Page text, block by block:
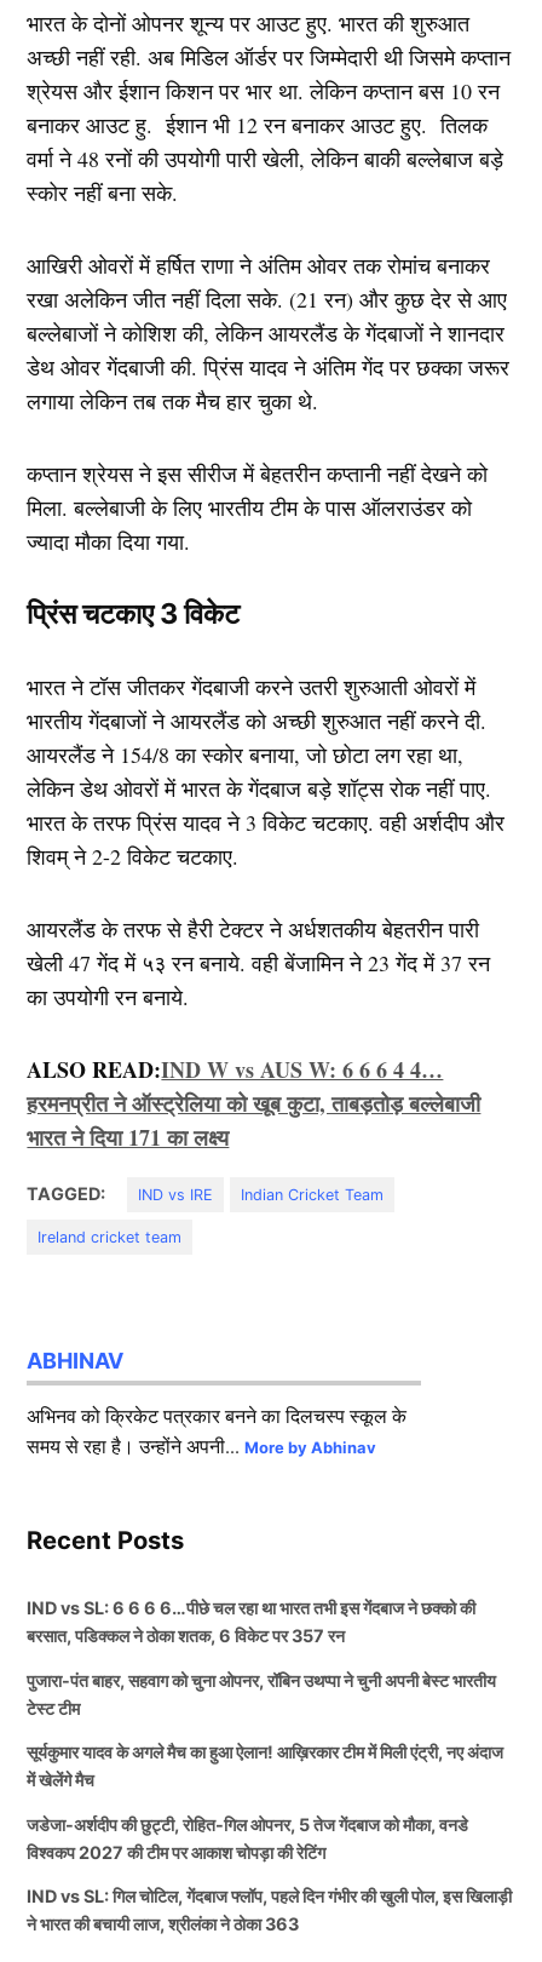
भारत के दोनों ओपनर शून्य पर आउट हुए. भारत की शुरुआत
अच्छी नहीं रही. अब मिडिल ऑर्डर पर जिम्मेदारी थी जिसमे कप्तान
श्रेयस और ईशान किशन पर भार था. लेकिन कप्तान बस 10 रन
बनाकर आउट हु. ईशान भी 12 रन बनाकर आउट हुए. तिलक
वर्मा ने 48 रनों की उपयोगी पारी खेली, लेकिन बाकी बल्लेबाज बड़े
स्कोर नहीं बना सके.
आखिरी ओवरों में हर्षित राणा ने अंतिम ओवर तक रोमांच बनाकर
रखा अलेकिन जीत नहीं दिला सके. (21 रन) और कुछ देर से आए
बल्लेबाजों ने कोशिश की, लेकिन आयरलैंड के गेंदबाजों ने शानदार
डेथ ओवर गेंदबाजी की. प्रिंस यादव ने अंतिम गेंद पर छक्का जरूर
लगाया लेकिन तब तक मैच हार चुका थे.
कप्तान श्रेयस ने इस सीरीज में बेहतरीन कप्तानी नहीं देखने को
मिला. बल्लेबाजी के लिए भारतीय टीम के पास ऑलराउंडर को
ज्यादा मौका दिया गया.
प्रिंस चटकाए 3 विकेट
भारत ने टॉस जीतकर गेंदबाजी करने उतरी शुरुआती ओवरों में
भारतीय गेंदबाजों ने आयरलैंड को अच्छी शुरुआत नहीं करने दी.
आयरलैंड ने 154/8 का स्कोर बनाया, जो छोटा लग रहा था,
लेकिन डेथ ओवरों में भारत के गेंदबाज बड़े शॉट्स रोक नहीं पाए.
भारत के तरफ प्रिंस यादव ने 3 विकेट चटकाए. वही अर्शदीप और
शिवम् ने 2-2 विकेट चटकाए.
आयरलैंड के तरफ से हैरी टेक्टर ने अर्धशतकीय बेहतरीन पारी
खेली 47 गेंद में ५३ रन बनाये. वही बेंजामिन ने 23 गेंद में 37 रन
का उपयोगी रन बनाये.
ALSO READ:IND W vs AUS W: 6 6 6 4 4…
हरमनप्रीत ने ऑस्ट्रेलिया को खूब कुटा, ताबड़तोड़ बल्लेबाजी
भारत ने दिया 171 का लक्ष्य
TAGGED: IND vs IRE Indian Cricket Team
Ireland cricket team
ABHINAV
अभिनव को क्रिकेट पत्रकार बनने का दिलचस्प स्कूल के
समय से रहा है। उन्होंने अपनी...More by Abhinav
Recent Posts
IND vs SL: 6 6 6 6…पीछे चल रहा था भारत तभी इस गेंदबाज ने छक्को की
बरसात, पडिक्कल ने ठोका शतक, 6 विकेट पर 357 रन
पुजारा-पंत बाहर, सहवाग को चुना ओपनर, रॉबिन उथप्पा ने चुनी अपनी बेस्ट भारतीय
टेस्ट टीम
सूर्यकुमार यादव के अगले मैच का हुआ ऐलान! आख़िरकार टीम में मिली एंट्री, नए अंदाज
में खेलेंगे मैच
जडेजा-अर्शदीप की छुट्टी, रोहित-गिल ओपनर, 5 तेज गेंदबाज को मौका, वनडे
विश्वकप 2027 की टीम पर आकाश चोपड़ा की रेटिंग
IND vs SL: गिल चोटिल, गेंदबाज फ्लॉप, पहले दिन गंभीर की खुली पोल, इस खिलाड़ी
ने भारत की बचायी लाज, श्रीलंका ने ठोका 363